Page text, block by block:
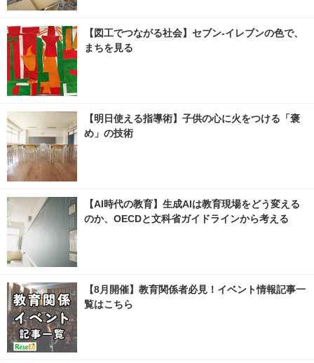
【図工でつながる社会】セブン‐イレブンの色で、
まちを見る
【明日使える指導術】子供の心に火をつける「褒
め」の技術
【AI時代の教育】生成AIは教育現場をどう変える
のか、OECDと文科省ガイドラインから考える
【8月開催】教育関係者必見！イベント情報記事一
覧はこちら